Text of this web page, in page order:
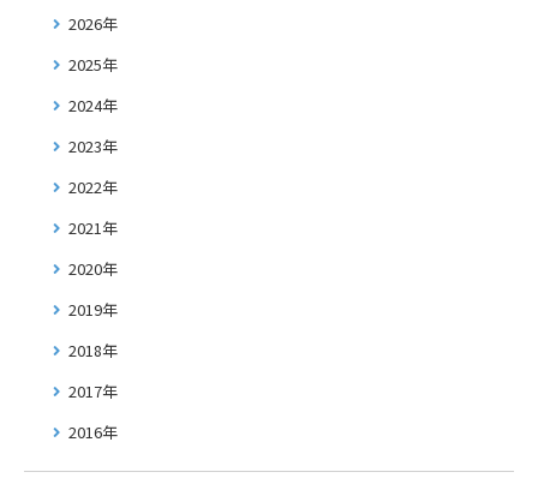
2026年
2025年
2024年
2023年
2022年
2021年
2020年
2019年
2018年
2017年
2016年